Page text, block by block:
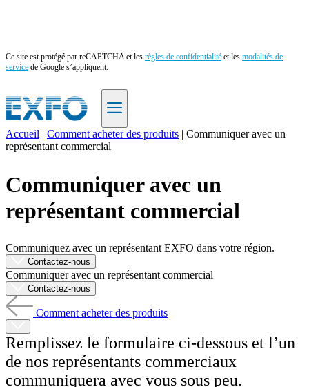
Ce site est protégé par reCAPTCHA et les règles de confidentialité et les modalités de
service de Google s’appliquent.
FR
Produits
Solutions
Soutien
Services
Ressources
Contactez-
nous
S'enregistrer
Se
connecter
Entreprise
Emploi
Accueil | Comment acheter des produits | Communiquer avec un
représentant commercial
Communiquer avec un
représentant commercial
Communiquez avec un représentant EXFO dans votre région.
Contactez-nous
Communiquer avec un représentant commercial
Contactez-nous
Comment acheter des produits
Remplissez le formulaire ci-dessous et l’un
de nos représentants commerciaux
communiquera avec vous sous peu.